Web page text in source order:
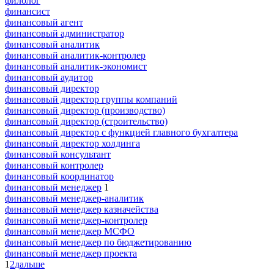
финансист
финансовый агент
финансовый администратор
финансовый аналитик
финансовый аналитик-контролер
финансовый аналитик-экономист
финансовый аудитор
финансовый директор
финансовый директор группы компаний
финансовый директор (производство)
финансовый директор (строительство)
финансовый директор с функцией главного бухгалтера
финансовый директор холдинга
финансовый консультант
финансовый контролер
финансовый координатор
финансовый менеджер 1
финансовый менеджер-аналитик
финансовый менеджер казначейства
финансовый менеджер-контролер
финансовый менеджер МСФО
финансовый менеджер по бюджетированию
финансовый менеджер проекта
1 2дальше